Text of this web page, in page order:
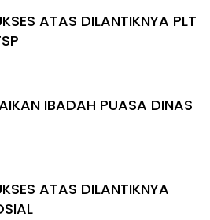
ATAS DILANTIKNYA PLT
IBADAH PUASA DINAS
ATAS DILANTIKNYA